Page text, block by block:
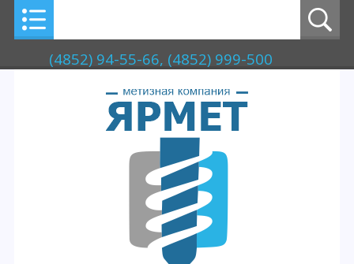
(4852) 94-55-66, (4852) 999-500